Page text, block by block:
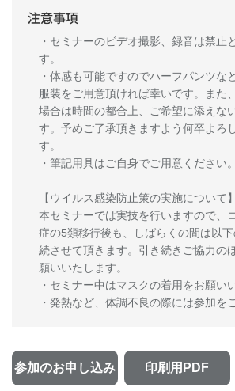
注意事項
・セミナーのビデオ撮影、録音は禁止
す。
・体感も可能ですのでハーフパンツな
服装をご用意頂ければ幸いです。また
場合は時間の都合上、ご希望に添えな
す。予めご了承頂きますよう何卒よろ
す。
・筆記用具はご自身でご用意ください。
【ウイルス感染防止策の実施について】
本セミナーでは実技を行いますので、
症の5類移行後も、しばらくの間は以
続させて頂きます。引き続きご協力の
願いいたします。
・セミナー中はマスクの着用をお願い
・発熱など、体調不良の際には参加を
参加のお申し込み 印刷用PDF